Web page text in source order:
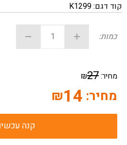
קוד דגם:K1299
כמות:
מחיר:27
₪
מחיר: 14
₪
קנה